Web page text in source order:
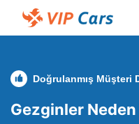
Doğrulanmış Müşteri
Gezginler Neden